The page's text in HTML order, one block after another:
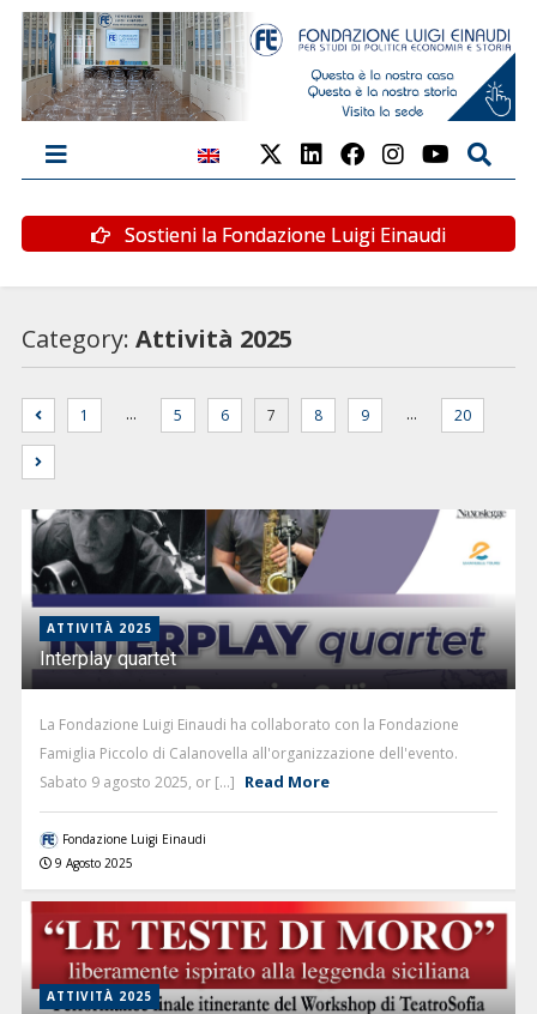
Sostieni la Fondazione Luigi Einaudi
Category: Attività 2025
1 … 5 6 7 8 9 … 20
ATTIVITÀ 2025
Interplay quartet
La Fondazione Luigi Einaudi ha collaborato con la Fondazione
Famiglia Piccolo di Calanovella all'organizzazione dell'evento.
Sabato 9 agosto 2025, or [...] Read More
Fondazione Luigi Einaudi
9 Agosto 2025
ATTIVITÀ 2025